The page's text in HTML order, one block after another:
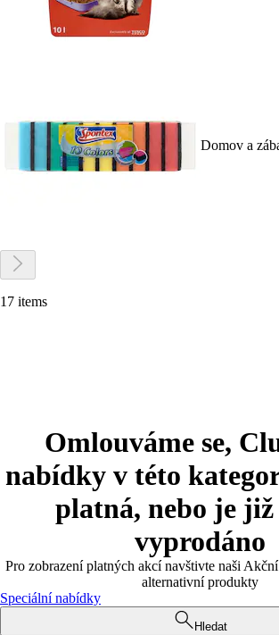
Domov a
17 items
Omlouváme se,
nabídky v této
platná, nebo je již
vyprodáno
Pro zobrazení platných akcí navštivte naši
alternativní produkty
Speciální nabídky
Hledat